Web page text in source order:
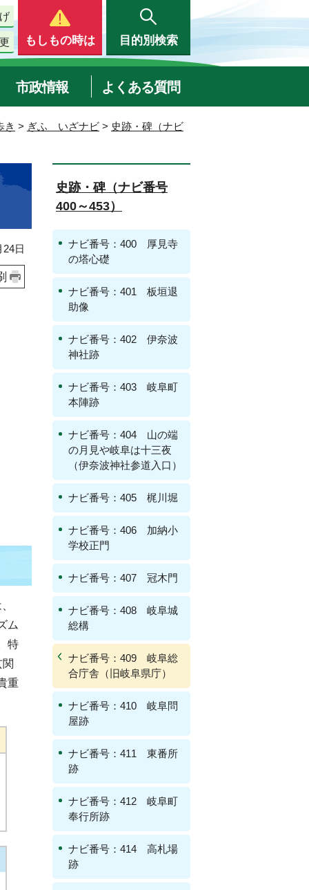
もしもの時は 目的別検索
市政情報 よくある質問
き > ぎふ いざナビ > 史跡・碑（ナビ
日
ム
特
重
史跡・碑（ナビ番号
400～453）
ナビ番号：400 厚見寺
の塔心礎
ナビ番号：401 板垣退
助像
ナビ番号：402 伊奈波
神社跡
ナビ番号：403 岐阜町
本陣跡
ナビ番号：404 山の端
の月見や岐阜は十三夜
（伊奈波神社参道入口）
ナビ番号：405 梶川堀
ナビ番号：406 加納小
学校正門
ナビ番号：407 冠木門
ナビ番号：408 岐阜城
総構
ナビ番号：409 岐阜総
合庁舎（旧岐阜県庁）
ナビ番号：410 岐阜問
屋跡
ナビ番号：411 東番所
跡
ナビ番号：412 岐阜町
奉行所跡
ナビ番号：414 高札場
跡